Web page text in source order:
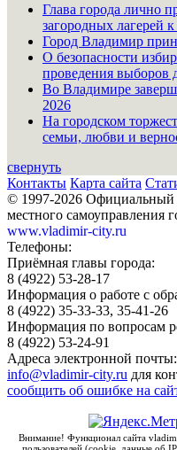
Глава города лично
загородных лагерей к
Город Владимир
О безопасности
проведения выборов
Во Владимире
2026
На городском
семьи, любви и
свернуть
Контакты Карта сайта
© 1997-2026 Официальный
местного самоуправления
www.vladimir-city.ru
Телефоны:
Приёмная главы города:
8 (4922) 53-28-17
Информация о работе с
8 (4922) 35-33-33, 35-41-26
Информация по вопросам
8 (4922) 53-24-91
Адреса электронной почты:
info@vladimir-city.ru для
сообщить об ошибке на
Внимание! Функционал сайта